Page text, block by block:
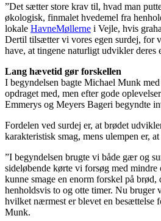
”Det sætter store krav til, hvad man
økologisk, finmalet hvedemel fra
lokale HavneMøllerne i Vejle, hvis
Dertil tilsætter vi vores egen surdej, for
have, at tingene naturligt udvikler deres
Lang hævetid gør forskellen
I begyndelsen bagte Michael Munk
opdraget med, men efter gode
Emmerys og Meyers Bageri begyndte
Fordelen ved surdej er, at brødet
karakteristisk smag, mens ulempen er,
”I begyndelsen brugte vi både gær og
sideløbende kørte vi forsøg med
kunne smage en enorm forskel på
henholdsvis to og otte timer. Nu bruger
hvilket nærmest er blevet en besættelse
Munk.